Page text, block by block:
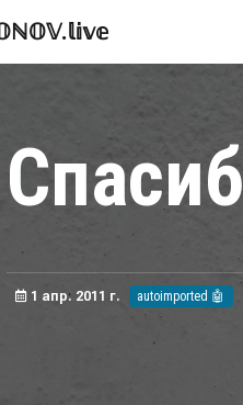
1 апр. 2011 г. autoimported 🤖